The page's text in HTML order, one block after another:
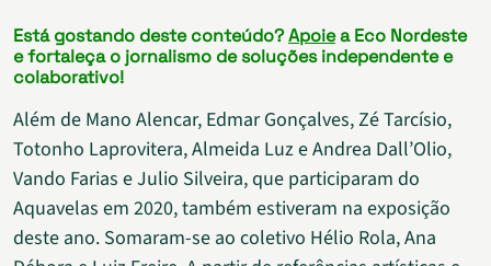
Está gostando deste conteúdo?Apoiea Eco Nordeste
e fortaleça o jornalismo de soluções independente e
colaborativo!
Além de Mano Alencar, Edmar Gonçalves, Zé Tarcísio,
Totonho Laprovitera, Almeida Luz e Andrea Dall’Olio,
Vando Farias e Julio Silveira, que participaram do
Aquavelas em 2020, também estiveram na exposição
deste ano. Somaram-se ao coletivo Hélio Rola, Ana